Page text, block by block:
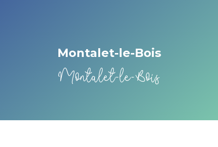
Montalet-le-Bois
Montalet-le-Bois